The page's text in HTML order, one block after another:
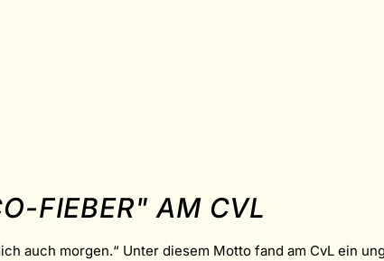
FIEBER" AM CVL
auch morgen.“ Unter diesem Motto fand am CvL ein